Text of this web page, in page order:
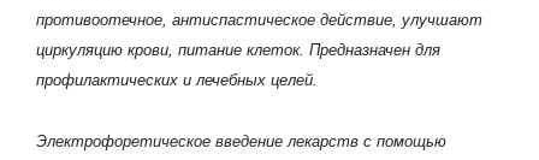
противоотечное, антиспастическое действие, улучшают
циркуляцию крови, питание клеток. Предназначен для
профилактических и лечебных целей.
Электрофоретическое введение лекарств с помощью